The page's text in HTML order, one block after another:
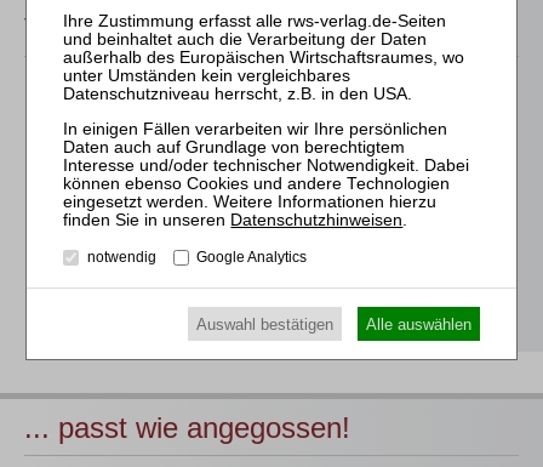
Veranstaltungen
Für alle Endgeräte kompatible und browserbasierte
Individuelle Assistenz bis zur Einwahl und Verbindung mit
unserem Online-Seminar
Hochwertige Unterlagen für die Teilnahme, ideal auch zum
späteren Nachschlagen
Erwerb des anerkanntenRWS-Zertifikats
Teilnahmebescheinigungen gemäßGOI, § 15 FAO und
... passt wie angegossen!
Datenschutzhinweisen
notwendig Google Analytics
Auswahl bestätigen Alle auswählen